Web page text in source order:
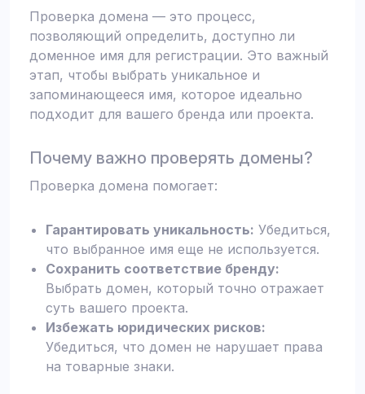
Проверка домена — это процесс,
позволяющий определить, доступно ли
доменное имя для регистрации. Это важный
этап, чтобы выбрать уникальное и
запоминающееся имя, которое идеально
подходит для вашего бренда или проекта.
Почему важно проверять домены?
Проверка домена помогает:
Гарантировать уникальность: Убедиться,
что выбранное имя еще не используется.
Сохранить соответствие бренду:
Выбрать домен, который точно отражает
суть вашего проекта.
Избежать юридических рисков:
Убедиться, что домен не нарушает права
на товарные знаки.